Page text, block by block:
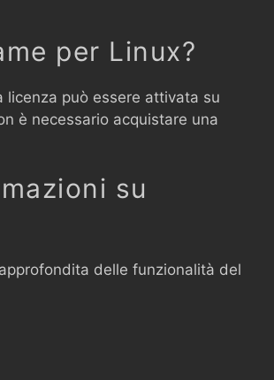
per Linux?
licenza può essere attivata su
è necessario acquistare una
su
delle funzionalità del